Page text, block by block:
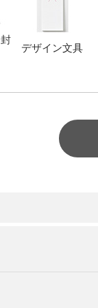
デザイン文具